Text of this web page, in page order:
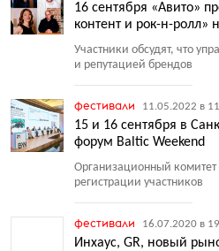
16 сентября «Авито»
контент и рок-н-ролл»
Участники обсудят, что
и репутацией брендов
фестивали 11.05.2022 в
15 и 16 сентября в
форум Baltic Weekend
Организационный
регистрации участников
фестивали 16.07.2020 в
Инхаус, GR, новый